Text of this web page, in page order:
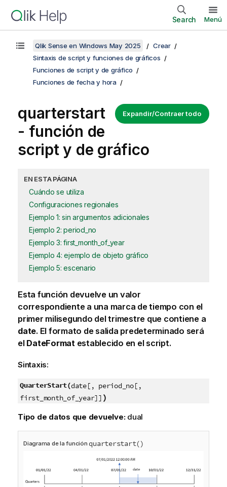
Search Menú
Qlik Sense en Windows May 2025
Crear
Sintaxis de script y funciones de gráficos
Funciones de script y de gráfico
Funciones de fecha y hora
Expandir/Contraer todo
quarterstart
- función de
script y de gráfico
EN ESTA PÁGINA
Cuándo se utiliza
Configuraciones regionales
Ejemplo 1: sin argumentos adicionales
Ejemplo 2: period_no
Ejemplo 3: first_month_of_year
Ejemplo 4: ejemplo de objeto gráfico
Ejemplo 5: escenario
Esta función devuelve un valor
correspondiente a una marca de tiempo con el
primer milisegundo del trimestre que contiene a
date. El formato de salida predeterminado será
el DateFormatestablecido en el script.
Sintaxis:
QuarterStart(date[, period_no[,
first_month_of_year]] )
Tipo de datos que devuelve: dual
Diagrama de la funciónquarterstart()